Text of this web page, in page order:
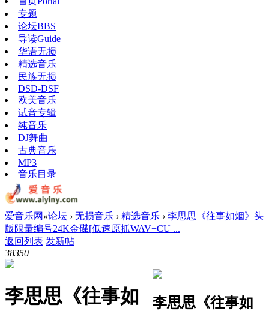
专题
论坛BBS
导读Guide
华语无损
精选音乐
民族无损
DSD-DSF
欧美音乐
试音专辑
纯音乐
DJ舞曲
古典音乐
MP3
音乐目录
爱音乐网 »论坛 › 无损音乐 › 精选音乐 › 李思思《往事如烟》头
版限量编号24K金碟[低速原抓WAV+CU ...
返回列表 发新帖
38350
李思思《往事如
李思思《往事如